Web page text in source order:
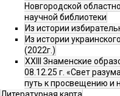
Новгородской
научной библиотеки
Из истории
Из истории
(2022г.)
XXIII Знаменские
08.12.25 г. «Свет
путь к просвещению и